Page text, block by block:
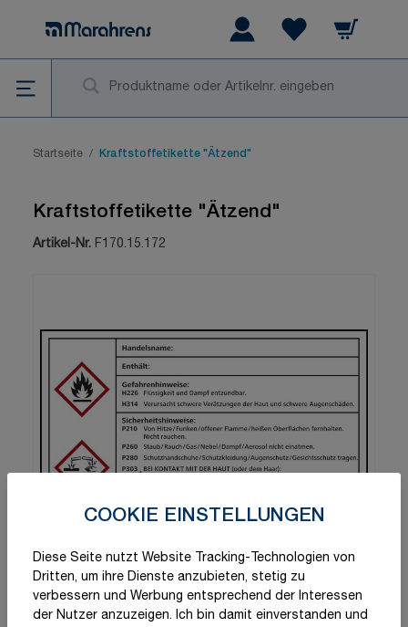
COOKIE EINSTELLUNGEN
Diese Seite nutzt Website Tracking-Technologien von
Dritten, um ihre Dienste anzubieten, stetig zu
verbessern und Werbung entsprechend der Interessen
der Nutzer anzuzeigen. Ich bin damit einverstanden und
Warenkorb
Startseite / Kraftstoffetikette "Ätzend"
Kraftstoffetikette "Ätzend"
Artikel-Nr. F170.15.172